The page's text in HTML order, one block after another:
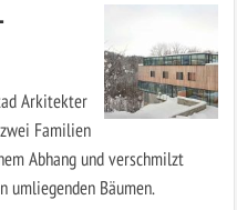
Arkitekter
Familien
Abhang und verschmilzt
umliegenden Bäumen.